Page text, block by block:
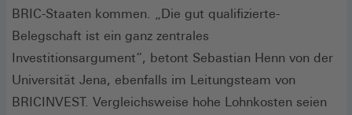
BRIC-Staaten kommen. „Die gut qualifizierte­
Belegschaft ist ein ganz zentrales
Investitionsargument“, betont Sebas­tian Henn von der
Universität Jena, ebenfalls im Leitungsteam von
BRICINVEST. Vergleichsweise hohe Lohnkosten seien